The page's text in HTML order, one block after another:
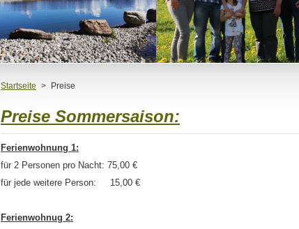
Startseite > Preise
Preise Sommersaison:
Ferienwohnung 1:
für 2 Personen pro Nacht: 75,00 €
für jede weitere Person: 15,00 €
Ferienwohnug 2: